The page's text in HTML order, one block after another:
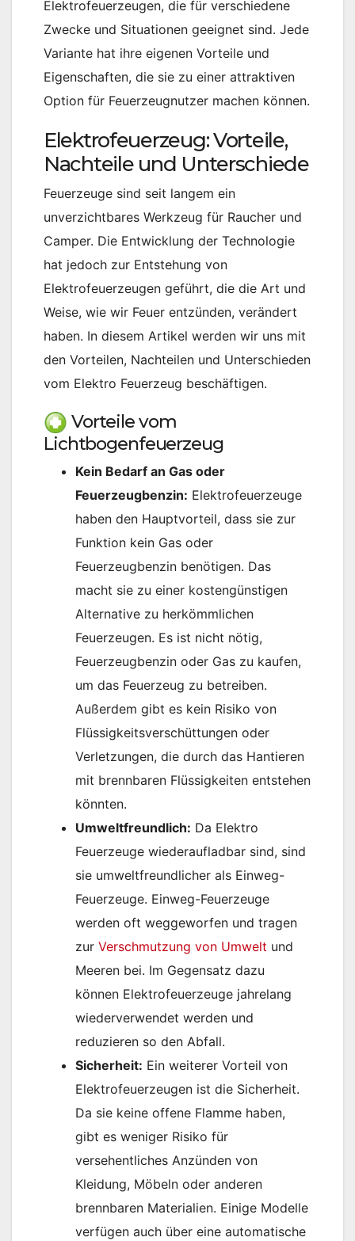
Elektrofeuerzeugen, die für verschiedene
Zwecke und Situationen geeignet sind. Jede
Variante hat ihre eigenen Vorteile und
Eigenschaften, die sie zu einer attraktiven
Option für Feuerzeugnutzer machen können.
Elektrofeuerzeug: Vorteile,
Nachteile und Unterschiede
Feuerzeuge sind seit langem ein
unverzichtbares Werkzeug für Raucher und
Camper. Die Entwicklung der Technologie
hat jedoch zur Entstehung von
Elektrofeuerzeugen geführt, die die Art und
Weise, wie wir Feuer entzünden, verändert
haben. In diesem Artikel werden wir uns mit
den Vorteilen, Nachteilen und Unterschieden
vom Elektro Feuerzeug beschäftigen.
Vorteile vom
Lichtbogenfeuerzeug
Kein Bedarf an Gas oder
Feuerzeugbenzin: Elektrofeuerzeuge
haben den Hauptvorteil, dass sie zur
Funktion kein Gas oder
Feuerzeugbenzin benötigen. Das
macht sie zu einer kostengünstigen
Alternative zu herkömmlichen
Feuerzeugen. Es ist nicht nötig,
Feuerzeugbenzin oder Gas zu kaufen,
um das Feuerzeug zu betreiben.
Außerdem gibt es kein Risiko von
Flüssigkeitsverschüttungen oder
Verletzungen, die durch das Hantieren
mit brennbaren Flüssigkeiten entstehen
könnten.
Umweltfreundlich: Da Elektro
Feuerzeuge wiederaufladbar sind, sind
sie umweltfreundlicher als Einweg-
Feuerzeuge. Einweg-Feuerzeuge
werden oft weggeworfen und tragen
zur Verschmutzung von Umwelt und
Meeren bei. Im Gegensatz dazu
können Elektrofeuerzeuge jahrelang
wiederverwendet werden und
reduzieren so den Abfall.
Sicherheit: Ein weiterer Vorteil von
Elektrofeuerzeugen ist die Sicherheit.
Da sie keine offene Flamme haben,
gibt es weniger Risiko für
versehentliches Anzünden von
Kleidung, Möbeln oder anderen
brennbaren Materialien. Einige Modelle
verfügen auch über eine automatische